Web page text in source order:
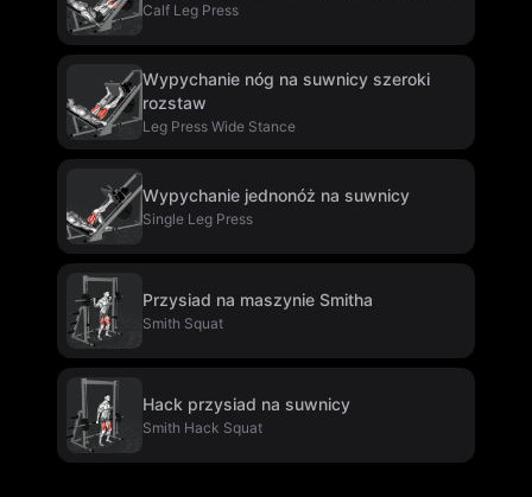
Calf Leg Press
Wypychanie nóg na suwnicy szeroki
rozstaw
Leg Press Wide Stance
Wypychanie jednonóż na suwnicy
Single Leg Press
Przysiad na maszynie Smitha
Smith Squat
Hack przysiad na suwnicy
Smith Hack Squat